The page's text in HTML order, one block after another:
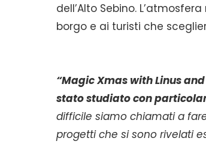
dell’Alto Sebino.
borgo e ai turisti che
“Magic Xmas with Linus
stato studiato con
difficile siamo chiamati a
progetti che si sono rivelati